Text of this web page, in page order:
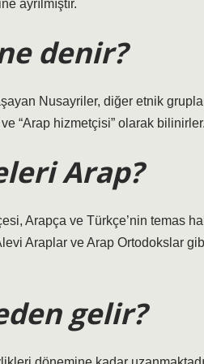
ayrılmıştır.
denir?
Nusayriler, diğer etnik
“Arap hizmetçisi” olarak
Arap?
Arapça ve Türkçe’nin temas
Araplar ve Arap Ortodokslar
gelir?